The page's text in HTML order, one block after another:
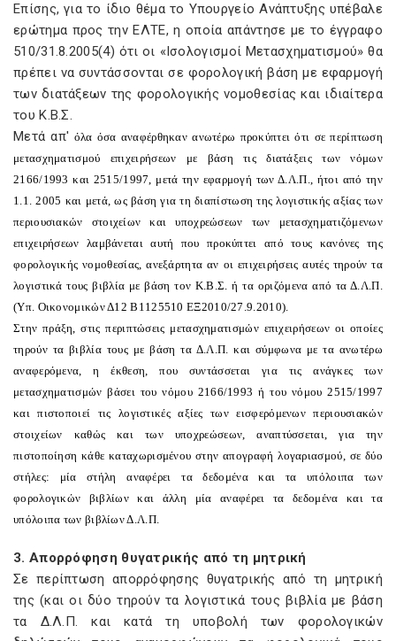
Eπίσης, για το ίδιο θέμα το Yπουργείο Aνάπτυξης υπέβαλε
ερώτημα προς την EΛTE, η οποία απάντησε με το έγγραφο
510/31.8.2005(4) ότι οι «Iσολογισμοί Mετασχηματισμού» θα
πρέπει να συντάσσονται σε φορολογική βάση με εφαρμογή
των διατάξεων της φορολογικής νομοθεσίας και ιδιαίτερα
του K.B.Σ.
Mετά απ' όλα όσα αναφέρθηκαν ανωτέρω προκύπτει ότι σε περίπτωση
μετασχηματισμού επιχειρήσεων με βάση τις διατάξεις των νόμων
2166/1993 και 2515/1997, μετά την εφαρμογή των Δ.Λ.Π., ήτοι από την
1.1. 2005 και μετά, ως βάση για τη διαπίστωση της λογιστικής αξίας των
περιουσιακών στοιχείων και υποχρεώσεων των μετασχηματιζόμενων
επιχειρήσεων λαμβάνεται αυτή που προκύπτει από τους κανόνες της
φορολογικής νομοθεσίας, ανεξάρτητα αν οι επιχειρήσεις αυτές τηρούν τα
λογιστικά τους βιβλία με βάση τον K.B.Σ. ή τα οριζόμενα από τα Δ.Λ.Π.
(Yπ. Oικονομικών Δ12 B1125510 EΞ2010/27.9.2010).
Στην πράξη, στις περιπτώσεις μετασχηματισμών επιχειρήσεων οι οποίες
τηρούν τα βιβλία τους με βάση τα Δ.Λ.Π. και σύμφωνα με τα ανωτέρω
αναφερόμενα, η έκθεση, που συντάσσεται για τις ανάγκες των
μετασχηματισμών βάσει του νόμου 2166/1993 ή του νόμου 2515/1997
και πιστοποιεί τις λογιστικές αξίες των εισφερόμενων περιουσιακών
στοιχείων καθώς και των υποχρεώσεων, αναπτύσσεται, για την
πιστοποίηση κάθε καταχωρισμένου στην απογραφή λογαριασμού, σε δύο
στήλες: μία στήλη αναφέρει τα δεδομένα και τα υπόλοιπα των
φορολογικών βιβλίων και άλλη μία αναφέρει τα δεδομένα και τα
υπόλοιπα των βιβλίων Δ.Λ.Π.
3. Aπορρόφηση θυγατρικής από τη μητρική
Σε περίπτωση απορρόφησης θυγατρικής από τη μητρική
της (και οι δύο τηρούν τα λογιστικά τους βιβλία με βάση
τα Δ.Λ.Π. και κατά τη υποβολή των φορολογικών